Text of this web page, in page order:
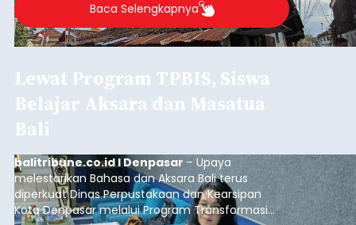
Baca Selengkapnya
Lewat Program TPBIS, Siswa
Belajar Aksara dan Masatua
Bali
balitribune.co.id I Denpasar – Upaya
melestarikan Bahasa dan Aksara Bali terus
diperkuat Dinas Perpustakaan dan Kearsipan
Kota Denpasar melalui Program Transformasi